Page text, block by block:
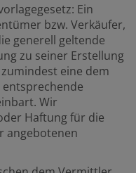
Ein
bzw. Verkäufer,
generell geltende
zu seiner Erstellung
eine dem
Wir
Haftung für die
angebotenen